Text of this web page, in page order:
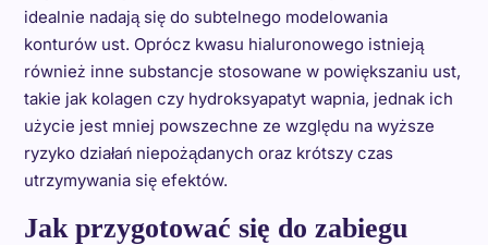
idealnie nadają się do subtelnego modelowania
konturów ust. Oprócz kwasu hialuronowego istnieją
również inne substancje stosowane w powiększaniu ust,
takie jak kolagen czy hydroksyapatyt wapnia, jednak ich
użycie jest mniej powszechne ze względu na wyższe
ryzyko działań niepożądanych oraz krótszy czas
utrzymywania się efektów.
Jak przygotować się do zabiegu